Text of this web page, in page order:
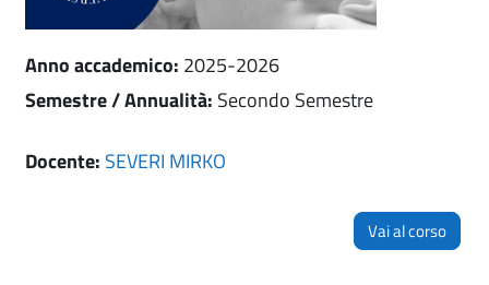
Anno accademico: 2025-2026
Semestre / Annualità: Secondo Semestre
Docente: SEVERI MIRKO
Vai al corso